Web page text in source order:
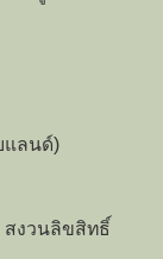
แลนด์)
งวนลิขสิทธิ์